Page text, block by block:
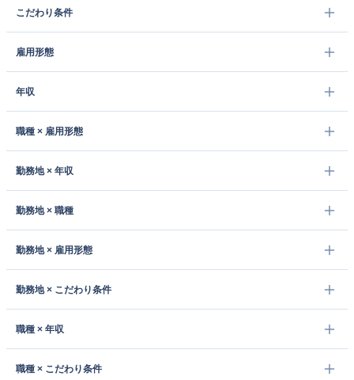
こだわり条件
雇用形態
年収
職種 × 雇用形態
勤務地 × 年収
勤務地 × 職種
勤務地 × 雇用形態
勤務地 × こだわり条件
職種 × 年収
職種 × こだわり条件